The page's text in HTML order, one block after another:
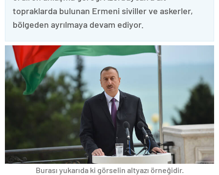
topraklarda bulunan Ermeni siviller ve askerler,
bölgeden ayrılmaya devam ediyor.
Burası yukarıda ki görselin altyazı örneğidir.